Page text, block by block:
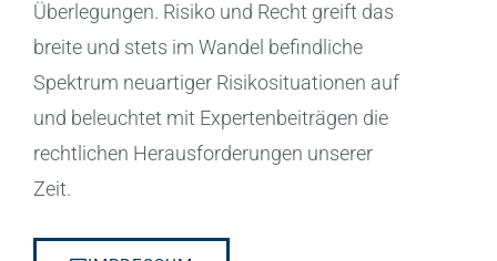
Überlegungen. Risiko und Recht greift das
breite und stets im Wandel befindliche
Spektrum neuartiger Risikosituationen auf
und beleuchtet mit Expertenbeiträgen die
rechtlichen Herausforderungen unserer
Zeit.